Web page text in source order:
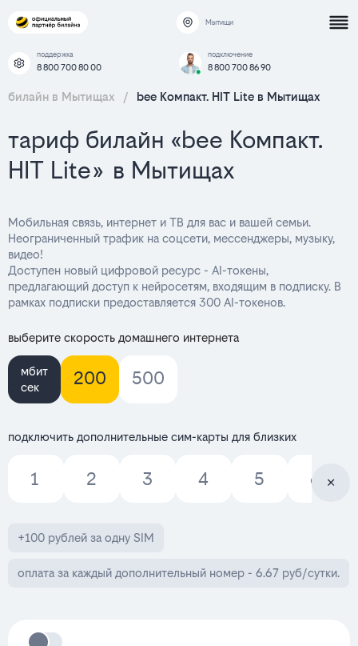
Мытищи
поддержка
8 800 700 80 00
подключение
8 800 700 86 90
билайн в Мытищах / bee Компакт. HIT Lite в Мытищах
тариф билайн «bee Компакт.
HIT Lite» в Мытищах
Мобильная связь, интернет и ТВ для вас и вашей семьи.
Неограниченный трафик на соцсети, мессенджеры, музыку,
видео!
Доступен новый цифровой ресурс - AI-токены,
предлагающий доступ к нейросетям, входящим в подписку. В
рамках подписки предоставляется 300 AI-токенов.
выберите скорость домашнего интернета
мбит
сек
200 500
подключить дополнительные сим-карты для близких
1 2 3 4 5 6
+100 рублей за одну SIM
оплата за каждый дополнительный номер - 6.67 руб/сутки.